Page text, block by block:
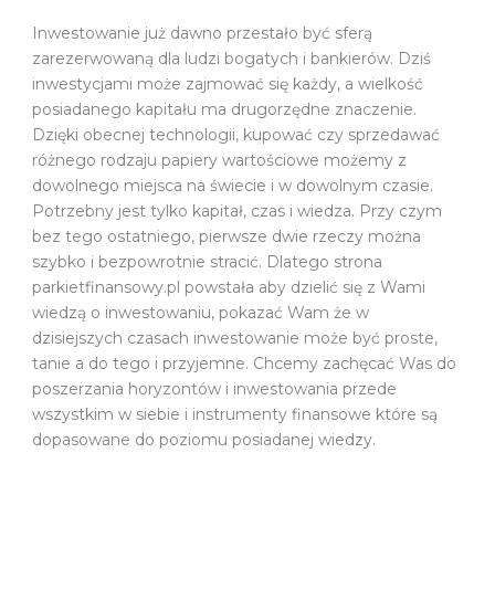
Inwestowanie już dawno przestało być sferą
zarezerwowaną dla ludzi bogatych i bankierów. Dziś
inwestycjami może zajmować się każdy, a wielkość
posiadanego kapitału ma drugorzędne znaczenie.
Dzięki obecnej technologii, kupować czy sprzedawać
różnego rodzaju papiery wartościowe możemy z
dowolnego miejsca na świecie i w dowolnym czasie.
Potrzebny jest tylko kapitał, czas i wiedza. Przy czym
bez tego ostatniego, pierwsze dwie rzeczy można
szybko i bezpowrotnie stracić. Dlatego strona
parkietfinansowy.pl powstała aby dzielić się z Wami
wiedzą o inwestowaniu, pokazać Wam że w
dzisiejszych czasach inwestowanie może być proste,
tanie a do tego i przyjemne. Chcemy zachęcać Was do
poszerzania horyzontów i inwestowania przede
wszystkim w siebie i instrumenty finansowe które są
dopasowane do poziomu posiadanej wiedzy.